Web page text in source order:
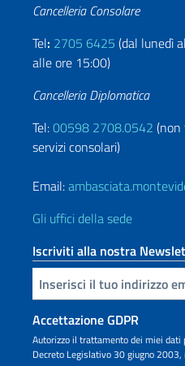
Cancelleria Consolare
Tel: 2705 6425 (dal lunedì
alle ore 15:00)
Cancelleria Diplomatica
Tel:00598 2708.0542 (non
servizi consolari)
Email:
Gli uffici della sede
Iscriviti alla nostra
Inserisci la tua email
Accettazione GDPR
Autorizzo il trattamento dei miei dati
Decreto Legislativo 30 giugno